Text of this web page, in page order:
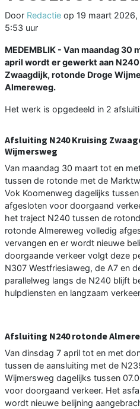
Door Redactie op 19 maart 2026,
5:53 uur
MEDEMBLIK - Van maandag
april wordt er gewerkt aan
Zwaagdijk, rotonde Droge
Almereweg.
Het werk is opgedeeld in 2
Afsluiting N240 Kruising
Wijmersweg
Van maandag 30 maart tot en
tussen de rotonde met de
Vok Koomenweg dagelijks
afgesloten voor doorgaand
het traject N240 tussen de
rotonde Almereweg volledig
vervangen en er wordt nieuwe
doorgaande verkeer volgt deze
N307 Westfriesiaweg, de A7 en
parallelweg langs de N240 blijft
hulpdiensten en langzaam
Afsluiting N240 rotonde
Van dinsdag 7 april tot en met
tussen de aansluiting met de
Wijmersweg dagelijks tussen
voor doorgaand verkeer. Het
wordt nieuwe belijning